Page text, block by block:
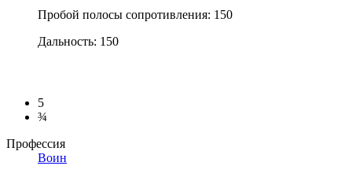
Пробой полосы сопротивления: 150
Дальность: 150
5
¾
Профессия
Воин